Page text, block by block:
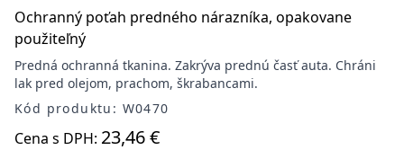
Ochranný poťah predného nárazníka, opakovane
použiteľný
Predná ochranná tkanina. Zakrýva prednú časť auta. Chráni
lak pred olejom, prachom, škrabancami.
Kód produktu: W0470
Cena s DPH: 23,46 €